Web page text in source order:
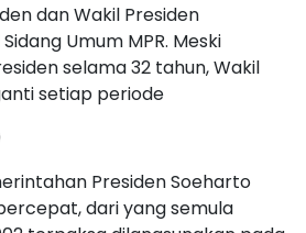
dan Wakil Presiden
Umum MPR. Meski
selama 32 tahun, Wakil
setiap periode
Presiden Soeharto
dari yang semula